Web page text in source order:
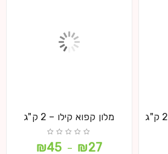
מלון קפוא קילו – 2 ק"ג
₪27
–
₪45